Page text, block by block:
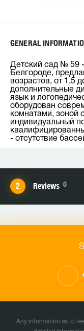
GENERAL
Детский сад № 59
Белгороде,
возрастов, от 1,5
дополнительные
язык и
оборудован
комнатами, зоной
индивидуальный
- отсутствие
Reviews 0
Any information as to